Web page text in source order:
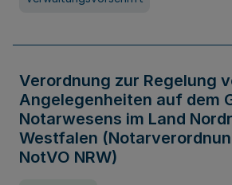
Verordnung zur Regelung
Angelegenheiten auf dem
Notarwesens im Land
Westfalen
NotVO NRW)